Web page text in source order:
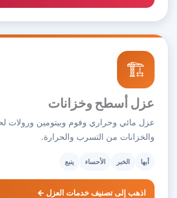
🏗️
عزل أسطح وخزانات
عزل مائي وحراري وفوم وبيتومين ورولات
والخزانات من التسرب والحرارة.
أبها الخبر الأحساء ينبع
اذهب إلى تصنيف خدمات العزل ←